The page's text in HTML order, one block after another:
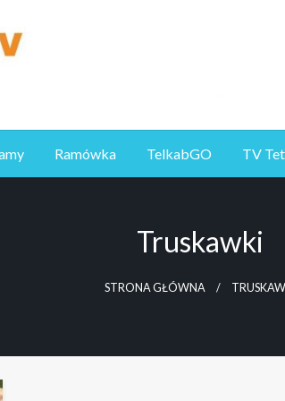
Ramówka TelkabGO TV
Truskawki
STRONA GŁÓWNA